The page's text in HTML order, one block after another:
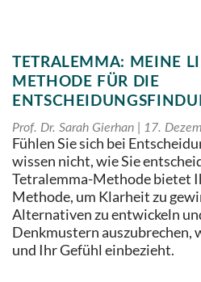
TETRALEMMA: MEINE
METHODE FÜR DIE
Prof. Dr. Sarah Gierhan 17.
Fühlen Sie sich bei
wissen nicht, wie Sie
Tetralemma-Methode bietet
Methode, um Klarheit zu
Alternativen zu entwickeln
Denkmustern auszubrechen,
und Ihr Gefühl einbezieht.